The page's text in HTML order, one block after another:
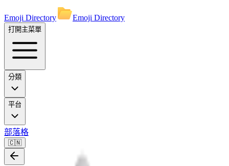
Emoji Directory Emoji Directory
打開主菜單
分類
平台
部落格
🇨🇳